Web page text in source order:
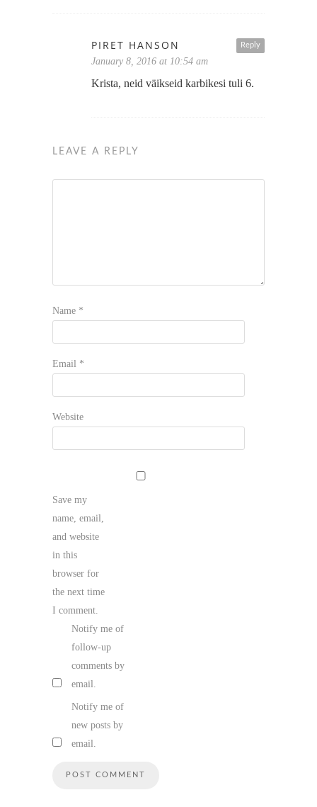
Reply
PIRET HANSON
January 8, 2016 at 10:54 am
Krista, neid väikseid karbikesi tuli 6.
LEAVE A REPLY
Name *
Email *
Website
Save my
name, email,
and website
in this
browser for
the next time
I comment.
Notify me of
follow-up
comments by
email.
Notify me of
new posts by
email.